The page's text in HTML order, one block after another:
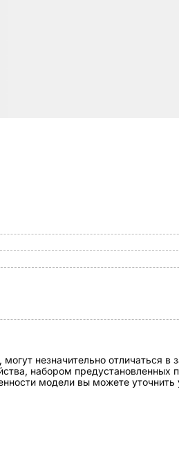
незначительно отличаться в
набором предустановленных
модели вы можете